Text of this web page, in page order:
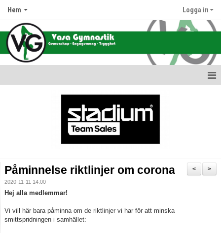
Hem Logga in
Terminsdata & Grupper
Hallar & Lokaler
>
<
Påminnelse riktlinjer om corona
2020-11-11 14:00
Hej alla medlemmar!
Vi vill här bara påminna om de riktlinjer vi har för att minska
smittspridningen i samhället: